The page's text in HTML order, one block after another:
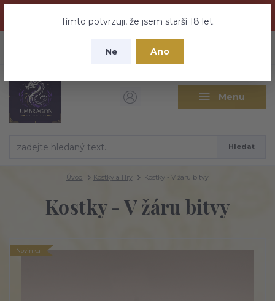
nebuďte vyděšeni zde najdete vše a ještě mnohem víc
Tímto potvrzuji, že jsem starší 18 let.
Ne Ano
Menu
CZK
Hledat
Úvod Kostky a Hry Kostky - V žáru bitvy
Kostky - V žáru bitvy
Novinka